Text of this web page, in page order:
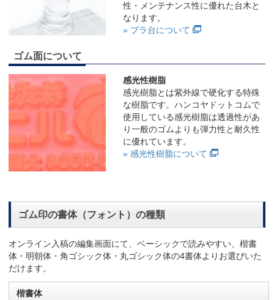
性・メンテナンス性に優れた台木と
なります。
» プラ台について
ゴム面について
感光性樹脂
感光樹脂とは紫外線で硬化する特殊
な樹脂です。ハンコヤドットコムで
使用している感光樹脂は透過性があ
り一般のゴムよりも弾力性と耐久性
に優れています。
» 感光性樹脂について
ゴム印の書体（フォント）の種類
オンライン入稿の編集画面にて、ベーシックで読みやすい、楷書
体・明朝体・角ゴシック体・丸ゴシック体の4書体よりお選びいた
だけます。
楷書体